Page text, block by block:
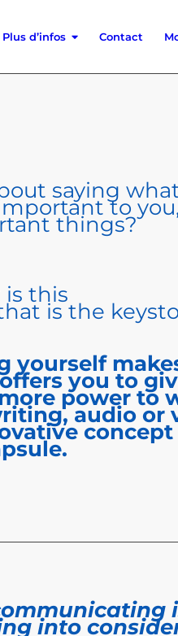
Plus d’infos Contact
saying
to
things?
is this
is the
yourself
you to
power to
audio or
concept
into